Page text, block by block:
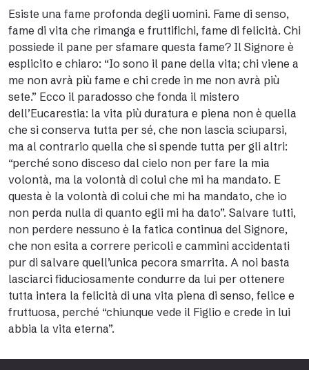
Esiste una fame profonda degli uomini. Fame di senso,
fame di vita che rimanga e fruttifichi, fame di felicità. Chi
possiede il pane per sfamare questa fame? Il Signore è
esplicito e chiaro: “Io sono il pane della vita; chi viene a
me non avrà più fame e chi crede in me non avrà più
sete.” Ecco il paradosso che fonda il mistero
dell’Eucarestia: la vita più duratura e piena non è quella
che si conserva tutta per sé, che non lascia sciuparsi,
ma al contrario quella che si spende tutta per gli altri:
“perché sono disceso dal cielo non per fare la mia
volontà, ma la volontà di colui che mi ha mandato. E
questa è la volontà di colui che mi ha mandato, che io
non perda nulla di quanto egli mi ha dato”. Salvare tutti,
non perdere nessuno è la fatica continua del Signore,
che non esita a correre pericoli e cammini accidentati
pur di salvare quell’unica pecora smarrita. A noi basta
lasciarci fiduciosamente condurre da lui per ottenere
tutta intera la felicità di una vita piena di senso, felice e
fruttuosa, perché “chiunque vede il Figlio e crede in lui
abbia la vita eterna”.